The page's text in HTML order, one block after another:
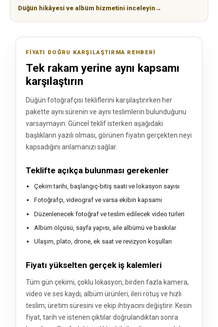
Düğün hikâyesi ve albüm hizmetini inceleyin →
FIYATI DOĞRU KARŞILAŞTIRMA REHBERI
Tek rakam yerine aynı kapsamı
karşılaştırın
Düğün fotoğrafçısı tekliflerini karşılaştırırken her
pakette aynı sürenin ve aynı teslimlerin bulunduğunu
varsaymayın. Güncel teklif isterken aşağıdaki
başlıkların yazılı olması, görünen fiyatın gerçekten neyi
kapsadığını anlamanızı sağlar.
Teklifte açıkça bulunması gerekenler
Çekim tarihi, başlangıç-bitiş saati ve lokasyon sayısı
Fotoğrafçı, videograf ve varsa ekibin kapsamı
Düzenlenecek fotoğraf ve teslim edilecek video türleri
Albüm ölçüsü, sayfa yapısı, aile albümü ve baskılar
Ulaşım, plato, drone, ek saat ve revizyon koşulları
Fiyatı yükselten gerçek iş kalemleri
Tüm gün çekimi, çoklu lokasyon, birden fazla kamera,
video ve ses kaydı, albüm ürünleri, ileri rötuş ve hızlı
teslim; üretim süresini ve ekip ihtiyacını değiştirir. Kesin
fiyat, tarih ve istenen çıktılar doğrulandıktan sonra